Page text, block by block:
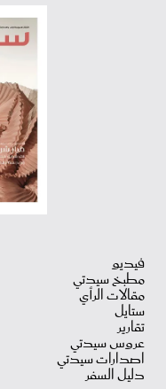
فيديو
مطبخ سيدتي
مقالات الرأي
ستايل
تقارير
عروس سيدتي
اصدارات سيدتي
دليل السفر